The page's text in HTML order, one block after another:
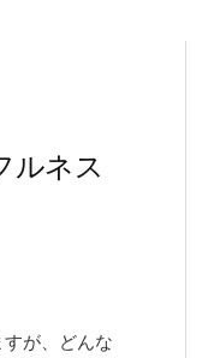
ルネス
が、どんな